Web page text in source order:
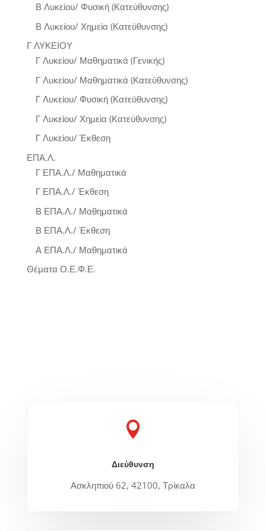
Β Λυκείου/ Φυσική (Κατεύθυνσης)
Β Λυκείου/ Χημεία (Κατεύθυνσης)
Γ ΛΥΚΕΙΟΥ
Γ Λυκείου/ Μαθηματικά (Γενικής)
Γ Λυκείου/ Μαθηματικά (Κατεύθυνσης)
Γ Λυκείου/ Φυσική (Κατεύθυνσης)
Γ Λυκείου/ Χημεία (Κατεύθυνσης)
Γ Λυκείου/ Έκθεση
ΕΠΑ.Λ.
Γ ΕΠΑ.Λ./ Μαθηματικά
Γ ΕΠΑ.Λ./ Έκθεση
Β ΕΠΑ.Λ./ Μαθηματικά
Β ΕΠΑ.Λ./ Έκθεση
Α ΕΠΑ.Λ./ Μαθηματικά
Θέματα Ο.Ε.Φ.Ε.

Διεύθυνση
Ασκληπιού 62, 42100, Τρίκαλα